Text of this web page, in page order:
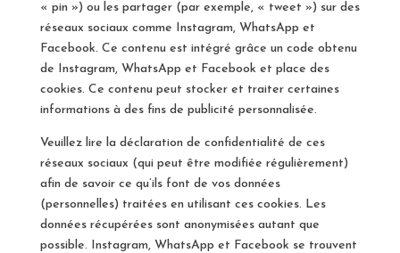
« pin ») ou les partager (par exemple, « tweet ») sur des
réseaux sociaux comme Instagram, WhatsApp et
Facebook. Ce contenu est intégré grâce un code obtenu
de Instagram, WhatsApp et Facebook et place des
cookies. Ce contenu peut stocker et traiter certaines
informations à des fins de publicité personnalisée.
Veuillez lire la déclaration de confidentialité de ces
réseaux sociaux (qui peut être modifiée régulièrement)
afin de savoir ce qu’ils font de vos données
(personnelles) traitées en utilisant ces cookies. Les
données récupérées sont anonymisées autant que
possible. Instagram, WhatsApp et Facebook se trouvent